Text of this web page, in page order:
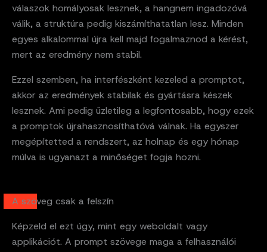
válaszok homályosak lesznek, a hangnem ingadozóvá
válik, a struktúra pedig kiszámíthatatlan lesz. Minden
egyes alkalommal újra kell majd fogalmaznod a kérést,
mert az eredmény nem stabil.
Ezzel szemben, ha interfészként kezeled a promptot,
akkor az eredmények stabilak és gyártásra készek
lesznek. Ami pedig üzletileg a legfontosabb, hogy ezek
a promptok újrahasznosíthatóvá válnak. Ha egyszer
megépítetted a rendszert, az holnap és egy hónap
múlva is ugyanazt a minőséget fogja hozni.
A szöveg csak a felszín
Képzeld el ezt úgy, mint egy weboldalt vagy
applikációt. A prompt szövege maga a felhasználói